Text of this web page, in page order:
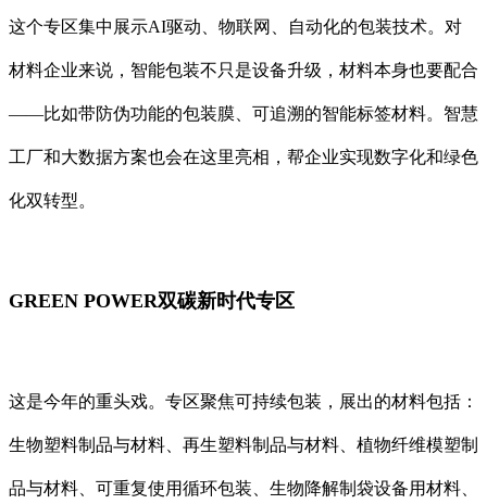
这个专区集中展示AI驱动、物联网、自动化的包装技术。对
材料企业来说，智能包装不只是设备升级，材料本身也要配合
——比如带防伪功能的包装膜、可追溯的智能标签材料。智慧
工厂和大数据方案也会在这里亮相，帮企业实现数字化和绿色
化双转型。
GREEN POWER双碳新时代专区
这是今年的重头戏。专区聚焦可持续包装，展出的材料包括：
生物塑料制品与材料、再生塑料制品与材料、植物纤维模塑制
品与材料、可重复使用循环包装、生物降解制袋设备用材料、